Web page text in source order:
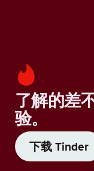
了解的差
验。
下载 Tinder